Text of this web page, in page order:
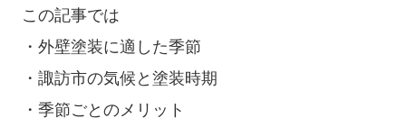
この記事では
・外壁塗装に適した季節
・諏訪市の気候と塗装時期
・季節ごとのメリット